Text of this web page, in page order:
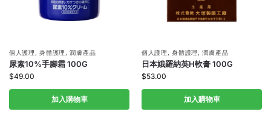
個人護理 ,身體護理 ,潤膚產品
尿素10%手腳霜 100G
$49.00
加入購物車
個人護理 ,身體護理 ,潤膚產品
日本娥羅納英H軟膏 100G
$53.00
加入購物車